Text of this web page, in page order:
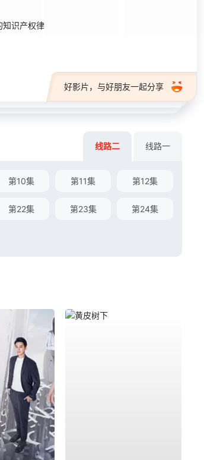
知识产权律
好影片，与好朋友一起分享
线路二 线路一
第10集 第11集 第12集
第22集 第23集 第24集